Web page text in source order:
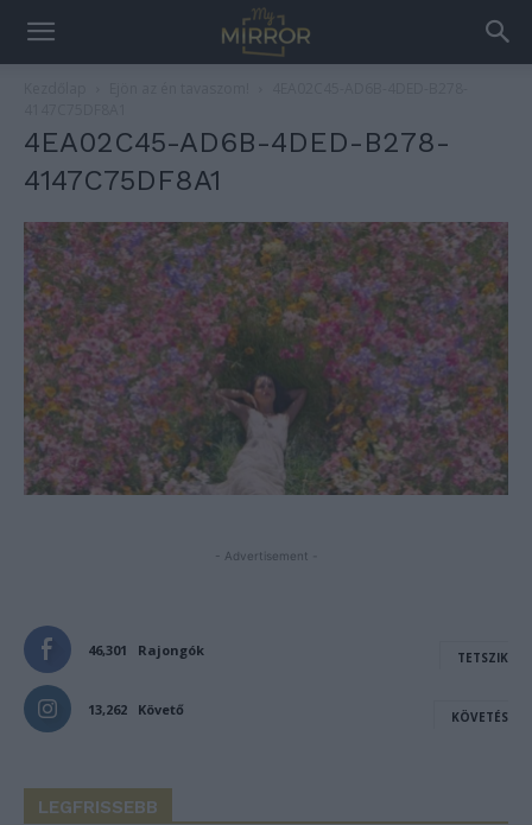
4EA02C45-AD6B-4DED-B278-
4147C75DF8A1
- Advertisement -
46,301 Rajongók TETSZIK
13,262 Követő KÖVETÉS
LEGFRISSEBB